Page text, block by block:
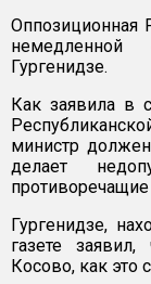
Оппозиционная
немедленной
Гургенидзе.
Как заявила в
министр
делает
противоречащие
Гургенидзе,
газете заявил,
Косово, как это